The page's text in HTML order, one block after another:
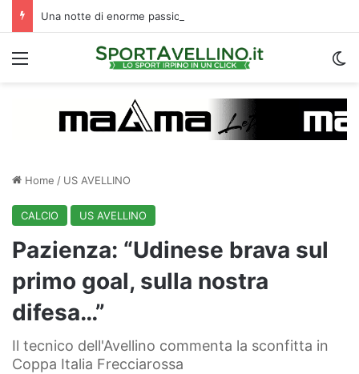
Menu
Home / US AVELLINO
CALCIO US AVELLINO
Pazienza: “Udinese brava sul
primo goal, sulla nostra
difesa…”
Il tecnico dell'Avellino commenta la sconfitta in
Coppa Italia Frecciarossa